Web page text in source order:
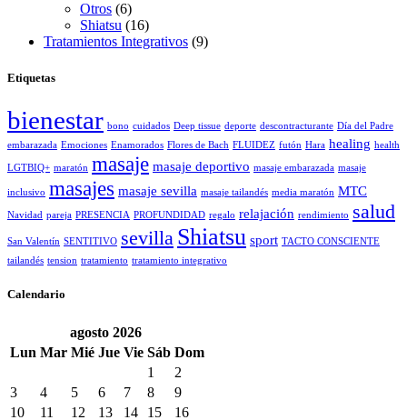
Otros (6)
Shiatsu (16)
Tratamientos Integrativos (9)
Etiquetas
bienestar bono cuidados Deep tissue deporte descontracturante Día del Padre
embarazada Emociones Enamorados Flores de Bach FLUIDEZ futón Hara healing health
LGTBIQ+ maratón masaje masaje deportivo masaje embarazada masaje
inclusivo masajes masaje sevilla masaje tailandés media maratón MTC
Navidad pareja PRESENCIA PROFUNDIDAD regalo relajación rendimiento salud
San Valentín SENTITIVO sevilla Shiatsu sport TACTO CONSCIENTE
tailandés tension tratamiento tratamiento integrativo
Calendario
agosto 2026
Lun Mar Mié Jue Vie Sáb Dom
1
2
3
4 5 6 7 8
9
10
11 12 13 14 15
16